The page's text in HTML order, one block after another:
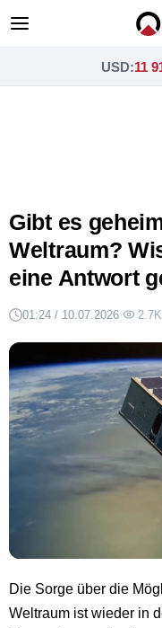
USD:11
Gibt es
Weltraum?
eine Antwort
01:24 / 10.07.2026· 2.7K
Die Sorge über die
Weltraum ist wieder in